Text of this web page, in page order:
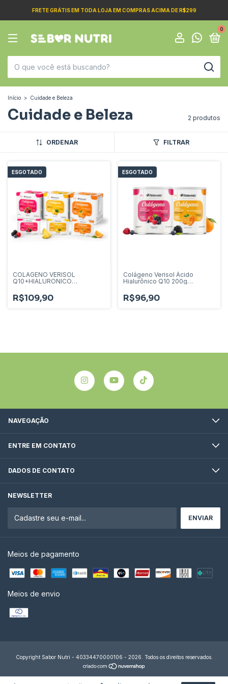
FRETE GRÁTIS EM TODA LOJA EM COMPRAS ACIMA DE R$299
0
Início > Cuidade e Beleza
Cuidade e Beleza 2 produtos
ORDENAR FILTRAR
ESGOTADO
COLAGENO VERISOL
Q10+HIALURONICO
R$109,90
ESGOTADO
Colágeno Verisol Ácido
Hialurônico Q10 200g
R$96,90
NAVEGAÇÃO
ENTRE EM CONTATO
DADOS DE CONTATO
NEWSLETTER
Meios de pagamento
Meios de envio
Copyright Sabor Nutri - 40334470000106 - 2026. Todos os direitos reservados.